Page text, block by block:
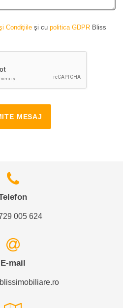
Condiţiile şi cu politica GDPR Bliss
MESAJ
005 624
E-mail